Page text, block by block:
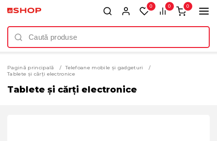
0 0 0
Pagină principală
Telefoane mobile și gadgeturi
Tablete și cărți electronice
Tablete și cărți electronice